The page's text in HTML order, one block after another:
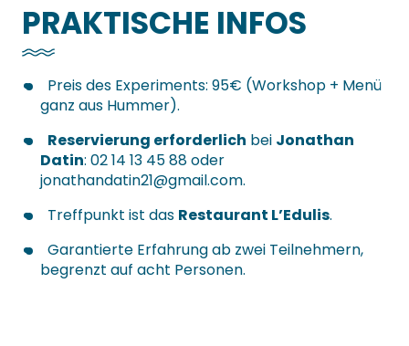
PRAKTISCHE INFOS
Preis des Experiments: 95€ (Workshop + Menü
ganz aus Hummer).
Reservierung erforderlich bei Jonathan
Datin: 02 14 13 45 88 oder
jonathandatin21@gmail.com.
Treffpunkt ist das Restaurant L’Edulis.
Garantierte Erfahrung ab zwei Teilnehmern,
begrenzt auf acht Personen.